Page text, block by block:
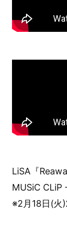
LiSA『
MUSiC
※2月18日(火